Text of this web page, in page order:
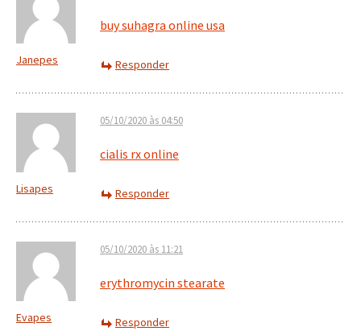
Janepes
buy suhagra online usa
Responder
Lisapes
05/10/2020 às 04:50
cialis rx online
Responder
Evapes
05/10/2020 às 11:21
erythromycin stearate
Responder